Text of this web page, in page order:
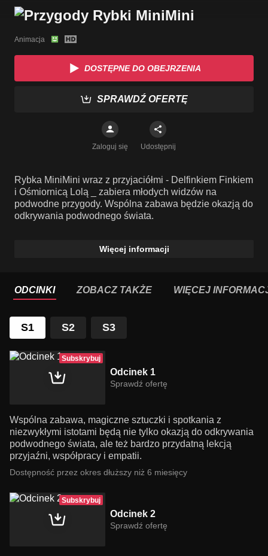
Animacja
DOSTĘPNE DO OBEJRZENIA
SPRAWDŹ OFERTĘ
Zaloguj się Udostępnij
Rybka MiniMini wraz z przyjaciółmi - Delfinkiem Finkiem
i Ośmiornicą Lolą _ zabiera młodych widzów na
podwodne przygody. Wspólna zabawa będzie okazją do
odkrywania podwodnego świata.
Więcej informacji
ODCINKI ZOBACZ TAKŻE WIĘCEJ
S1 S2 S3
Subskrybuj
Odcinek 1
Sprawdź ofertę
Wspólna zabawa, magiczne sztuczki i spotkania z
niezwykłymi istotami będą nie tylko okazją do odkrywania
podwodnego świata, ale też bardzo przydatną lekcją
przyjaźni, współpracy i empatii.
Dostępność przez okres dłuższy niż 6 miesięcy
Subskrybuj
Odcinek 2
Sprawdź ofertę